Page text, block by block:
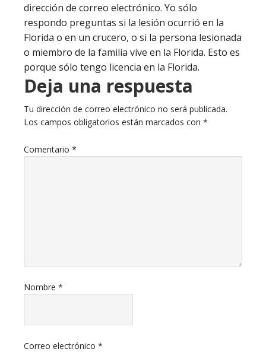
dirección de correo electrónico. Yo sólo
respondo preguntas si la lesión ocurrió en la
Florida o en un crucero, o si la persona lesionada
o miembro de la familia vive en la Florida. Esto es
porque sólo tengo licencia en la Florida.
Deja una respuesta
Tu dirección de correo electrónico no será publicada.
Los campos obligatorios están marcados con *
Comentario *
Nombre *
Correo electrónico *